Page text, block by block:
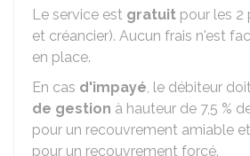
Le service est gratuit pour les 2
et créancier). Aucun frais n'est
en place.
En cas d'impayé, le débiteur
de gestion à hauteur de 7,5 %
pour un recouvrement amiable et
pour un recouvrement forcé.